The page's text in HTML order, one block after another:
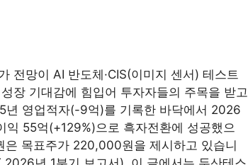
전망이 AI 반도체·CIS(이미지 센서) 테스트
장 기대감에 힘입어 투자자들의 주목을 받고
년 영업적자(-9억)를 기록한 바닥에서 2026
익 55억(+129%)으로 흑자전환에 성공했으
은 목표주가 220,000원을 제시하고 있습니